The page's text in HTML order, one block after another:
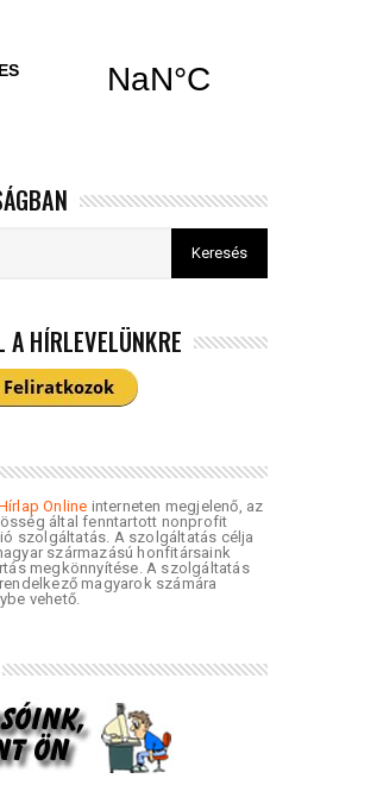
A HÍRLEVELÜNKRE
Online interneten megjelenő, az
által fenntartott nonprofit
szolgáltatás. A szolgáltatás célja
származású honfitársaink
megkönnyítése. A szolgáltatás
magyarok számára
vehető.